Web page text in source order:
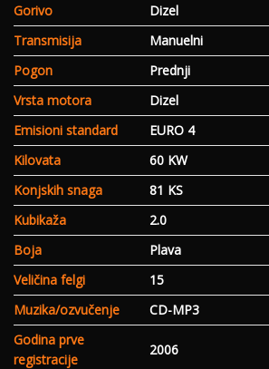
Gorivo
Dizel
Transmisija
Manuelni
Pogon
Prednji
Vrsta motora
Dizel
Emisioni standard
EURO 4
Kilovata
60 KW
Konjskih snaga
81 KS
Kubikaža
2.0
Boja
Plava
Veličina felgi
15
Muzika/ozvučenje
CD-MP3
Godina prve
registracije
2006